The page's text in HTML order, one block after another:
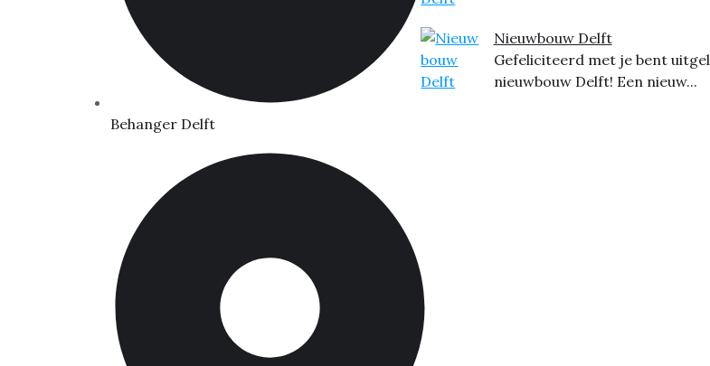
Behanger Delft
Nieuwbouw Delft
Gefeliciteerd met je bent
nieuwbouw Delft! Een nieuw...